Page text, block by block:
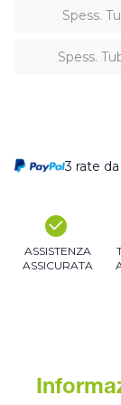
Spess.
Spess.
3 rate da
ASSISTENZA
ASSICURATA